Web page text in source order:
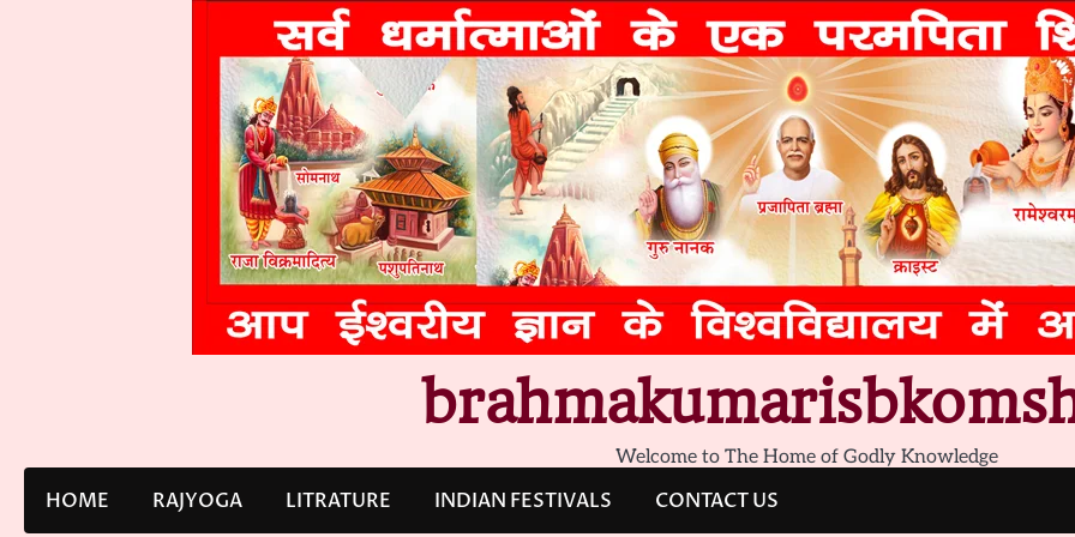
Welcome to The Home of Godly Knowledge
HOME RAJYOGA LITRATURE INDIAN FESTIVALS CONTACT US